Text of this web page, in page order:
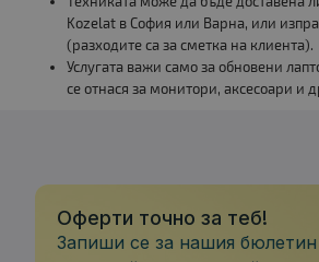
Kozelat в София или Варна, или
(разходите са за сметка на клиента).
Услугата важи само за обновени
се отнася за монитори, аксесоари и
Оферти точно за теб!
Запиши се за нашия